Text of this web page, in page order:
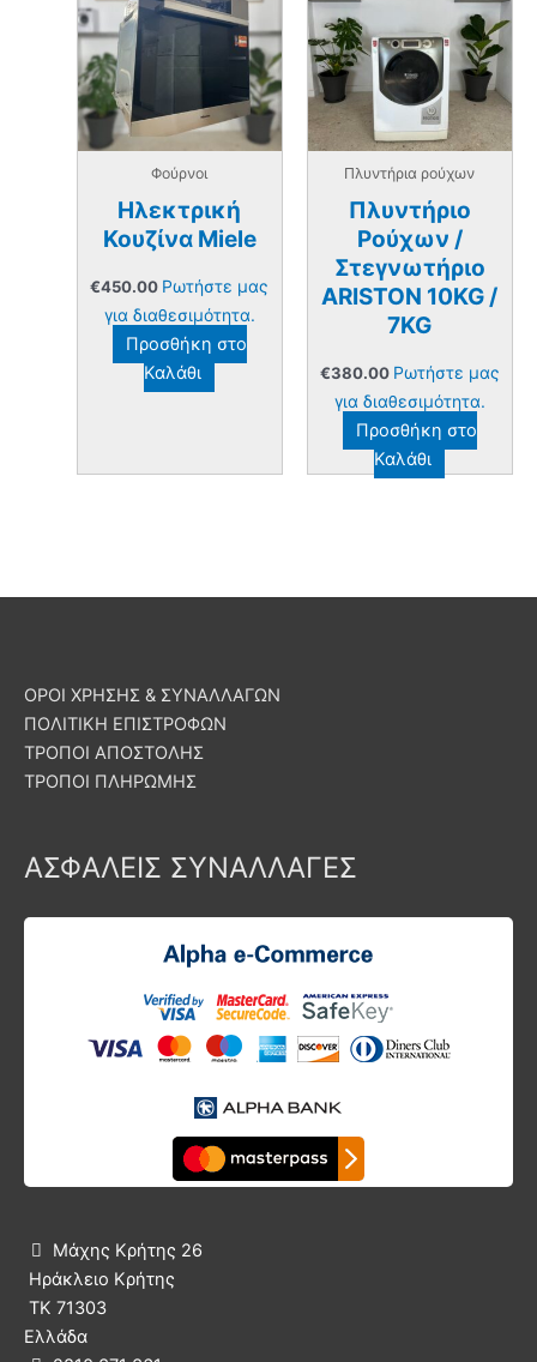
Φούρνοι
Ηλεκτρική
Κουζίνα Miele
€450.00 Ρωτήστε μας
για διαθεσιμότητα.
Προσθήκη στο
Καλάθι
Πλυντήρια ρούχων
Πλυντήριο
Ρούχων /
Στεγνωτήριο
ARISTON 10KG /
7KG
€380.00 Ρωτήστε μας
για διαθεσιμότητα.
Προσθήκη στο
Καλάθι
ΟΡΟΙ ΧΡΗΣΗΣ & ΣΥΝΑΛΛΑΓΩΝ
ΠΟΛΙΤΙΚΗ ΕΠΙΣΤΡΟΦΩΝ
ΤΡΟΠΟΙ ΑΠΟΣΤΟΛΗΣ
ΤΡΟΠΟΙ ΠΛΗΡΩΜΗΣ
ΑΣΦΑΛΕΙΣ ΣΥΝΑΛΛΑΓΕΣ

Μάχης Κρήτης 26
Ηράκλειο Κρήτης
ΤΚ 71303
Ελλάδα